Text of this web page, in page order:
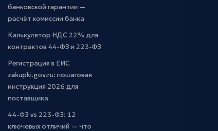
банковской гарантии —
расчёт комиссии банка
Калькулятор НДС 22% для
контрактов 44-ФЗ и 223-ФЗ
Регистрация в ЕИС
zakupki.gov.ru: пошаговая
инструкция 2026 для
поставщика
44-ФЗ vs 223-ФЗ: 12
ключевых отличий — что